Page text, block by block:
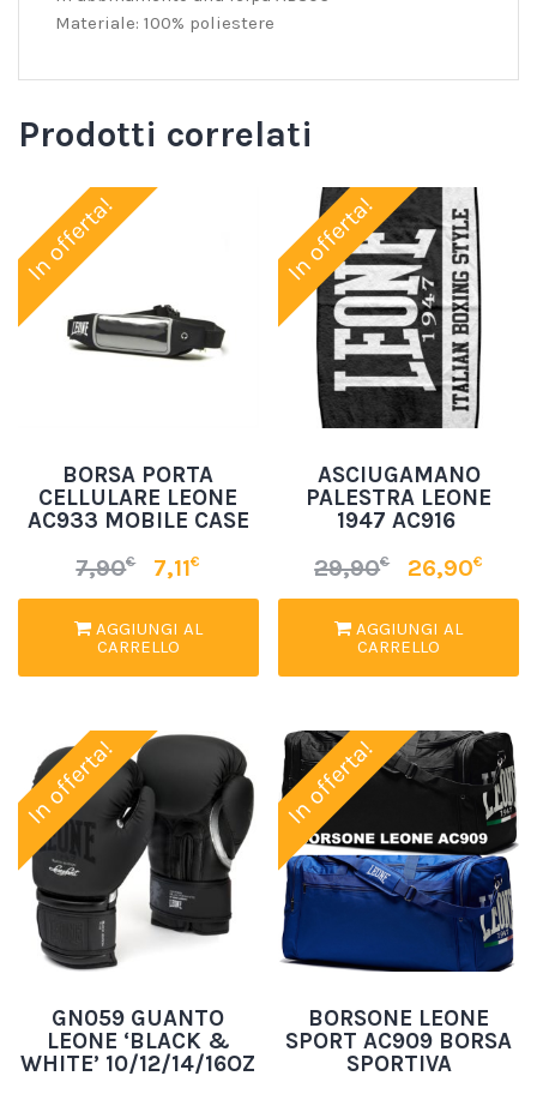
Materiale: 100% poliestere
Prodotti correlati
In offerta!
BORSA PORTA
CELLULARE LEONE
AC933 MOBILE CASE
7,90€ 7,11€
AGGIUNGI AL
CARRELLO
In offerta!
ASCIUGAMANO
PALESTRA LEONE
1947 AC916
29,90€ 26,90€
AGGIUNGI AL
CARRELLO
In offerta!
GN059 GUANTO
LEONE ‘BLACK &
WHITE’ 10/12/14/16OZ
In offerta!
BORSONE LEONE
SPORT AC909 BORSA
SPORTIVA